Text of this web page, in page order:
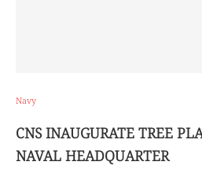
Navy
CNS INAUGURATE TREE
NAVAL HEADQUARTER